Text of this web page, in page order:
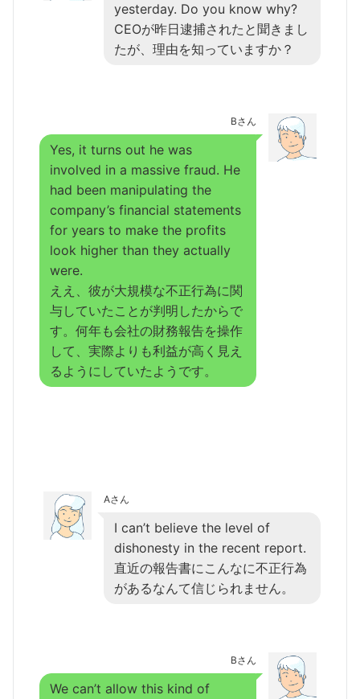
yesterday. Do you know why?
CEOが昨日逮捕されたと聞きまし
たが、理由を知っていますか？
Bさん
Yes, it turns out he was
involved in a massive fraud. He
had been manipulating the
company’s financial statements
for years to make the profits
look higher than they actually
were.
ええ、彼が大規模な不正行為に関
与していたことが判明したからで
す。何年も会社の財務報告を操作
して、実際よりも利益が高く見え
るようにしていたようです。
Aさん
I can’t believe the level of
dishonesty in the recent report.
直近の報告書にこんなに不正行為
があるなんて信じられません。
Bさん
We can’t allow this kind of